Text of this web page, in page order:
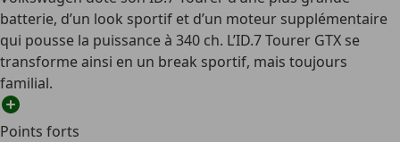
batterie, d’un look sportif et d’un moteur supplémentaire
qui pousse la puissance à 340 ch. L’ID.7 Tourer GTX se
transforme ainsi en un break sportif, mais toujours
familial.
Points forts